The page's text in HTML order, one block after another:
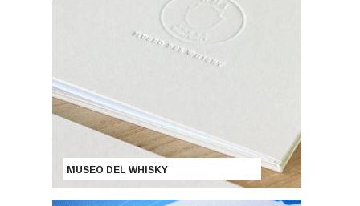
MUSEO DEL WHISKY